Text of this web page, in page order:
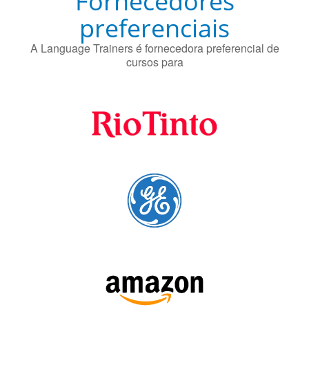
Fornecedores
preferenciais
A Language Trainers é fornecedora preferencial de